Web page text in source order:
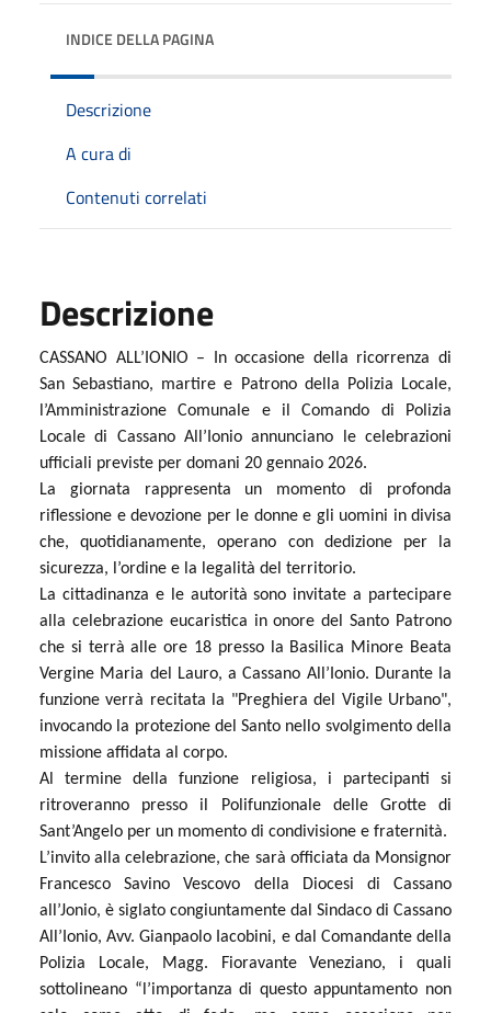
INDICE DELLA PAGINA
Descrizione
A cura di
Contenuti correlati
Descrizione
CASSANO ALL’IONIO – In occasione della ricorrenza di
San Sebastiano, martire e Patrono della Polizia Locale,
l’Amministrazione Comunale e il Comando di Polizia
Locale di Cassano All’Ionio annunciano le celebrazioni
ufficiali previste per domani 20 gennaio 2026.
La giornata rappresenta un momento di profonda
riflessione e devozione per le donne e gli uomini in divisa
che, quotidianamente, operano con dedizione per la
sicurezza, l’ordine e la legalità del territorio.
La cittadinanza e le autorità sono invitate a partecipare
alla celebrazione eucaristica in onore del Santo Patrono
che si terrà alle ore 18 presso la Basilica Minore Beata
Vergine Maria del Lauro, a Cassano All’Ionio. Durante la
funzione verrà recitata la "Preghiera del Vigile Urbano",
invocando la protezione del Santo nello svolgimento della
missione affidata al corpo.
Al termine della funzione religiosa, i partecipanti si
ritroveranno presso il Polifunzionale delle Grotte di
Sant’Angelo per un momento di condivisione e fraternità.
L’invito alla celebrazione, che sarà officiata da Monsignor
Francesco Savino Vescovo della Diocesi di Cassano
all’Jonio, è siglato congiuntamente dal Sindaco di Cassano
All’Ionio, Avv. Gianpaolo Iacobini, e dal Comandante della
Polizia Locale, Magg. Fioravante Veneziano, i quali
sottolineano “l’importanza di questo appuntamento non